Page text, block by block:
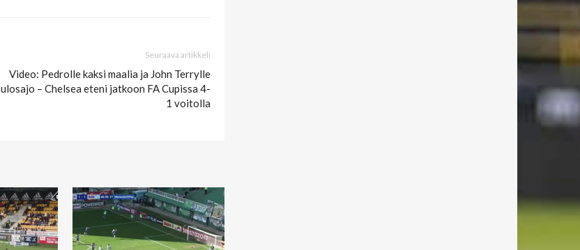
Seuraava artikkeli
Video: Pedrolle kaksi maalia ja John Terrylle
ulosajo – Chelsea eteni jatkoon FA Cupissa 4-
1 voitolla